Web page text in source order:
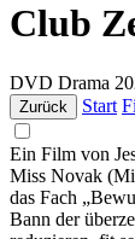
Club
DVD Drama
Zurück Start
Ein Film von
Miss Novak
das Fach
Bann der